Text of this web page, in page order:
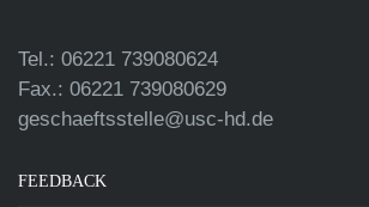
Tel.: 06221 739080624
Fax.: 06221 739080629
geschaeftsstelle@usc-hd.de
FEEDBACK